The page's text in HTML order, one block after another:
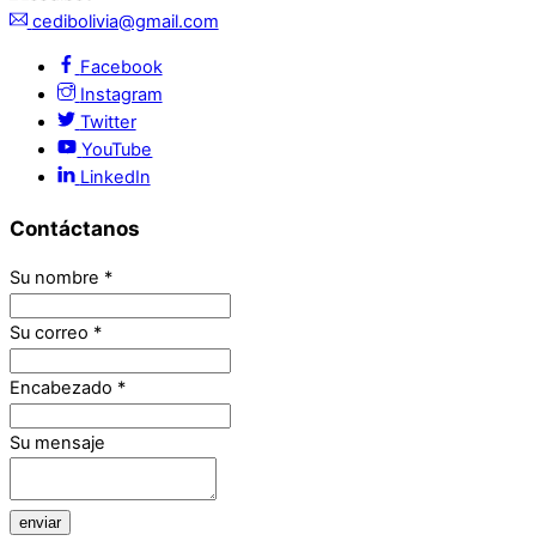
cedibolivia@gmail.com
Facebook
Instagram
Twitter
YouTube
LinkedIn
Contáctanos
Su nombre *
Su correo *
Encabezado *
Su mensaje
enviar